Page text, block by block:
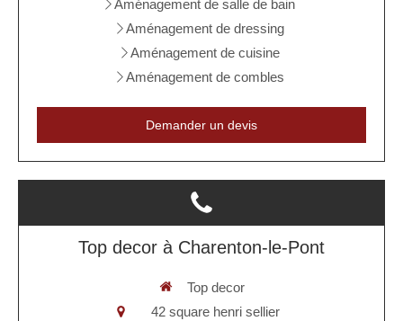
Aménagement de salle de bain
Aménagement de dressing
Aménagement de cuisine
Aménagement de combles
Demander un devis
Top decor à Charenton-le-Pont
Top decor
42 square henri sellier